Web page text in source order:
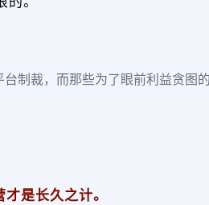
制裁，而那些为了眼前利益贪图
是长久之计。